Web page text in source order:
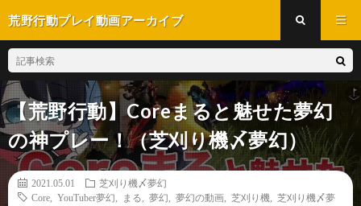
荒野行動プレイ動画アーカイブ
【荒野行動】Coreまると魅せた夢幻
の神プレー！（芝刈り機〆夢幻）
2021.05.01
芝刈り機〆夢幻
Core
YouTuber夢幻 まる 夢幻 夢幻の動画 芝刈り機
芝刈り機〆夢